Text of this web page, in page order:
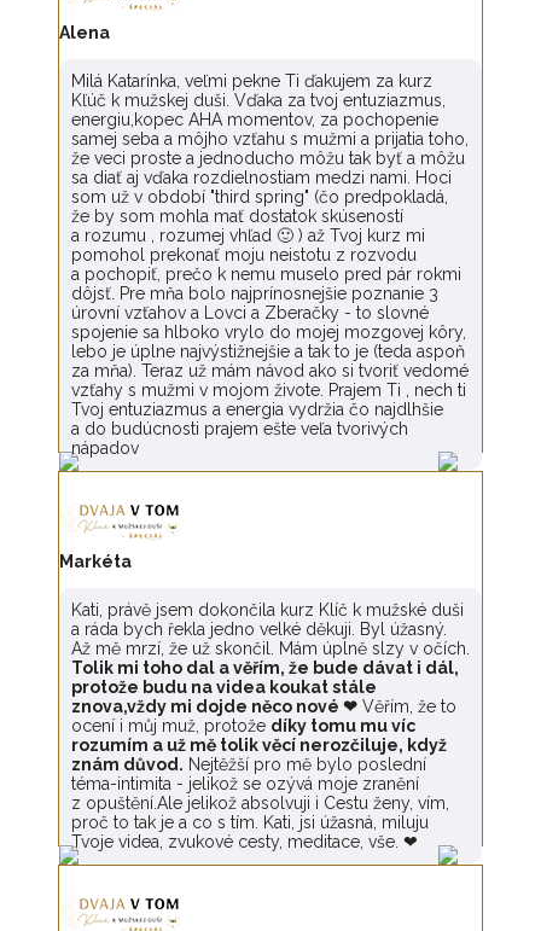
Alena
Milá Katarínka, veľmi pekne Ti ďakujem za kurz
Kľúč k mužskej duši. Vďaka za tvoj entuziazmus,
energiu,kopec AHA momentov, za pochopenie
samej seba a môjho vzťahu s mužmi a prijatia toho,
že veci proste a jednoducho môžu tak byť a môžu
sa diať aj vďaka rozdielnostiam medzi nami. Hoci
som už v období "third spring" (čo predpokladá,
že by som mohla mať dostatok skúseností
a rozumu , rozumej vhľad 🙂 ) až Tvoj kurz mi
pomohol prekonať moju neistotu z rozvodu
a pochopiť, prečo k nemu muselo pred pár rokmi
dôjsť. Pre mňa bolo najprínosnejšie poznanie 3
úrovní vzťahov a Lovci a Zberačky - to slovné
spojenie sa hlboko vrylo do mojej mozgovej kôry,
lebo je úplne najvýstižnejšie a tak to je (teda aspoň
za mňa). Teraz už mám návod ako si tvoriť vedomé
vzťahy s mužmi v mojom živote. Prajem Ti , nech ti
Tvoj entuziazmus a energia vydržia čo najdlhšie
a do budúcnosti prajem ešte veľa tvorivých
nápadov
Markéta
Kati, právě jsem dokončila kurz Klíč k mužské duši
a ráda bych řekla jedno velké děkuji. Byl úžasný.
Až mě mrzí, že už skončil. Mám úplně slzy v očích.
Tolik mi toho dal a věřím, že bude dávat i dál,
protože budu na videa koukat stále
znova,vždy mi dojde něco nové ❤ Věřím, že to
ocení i můj muž, protože díky tomu mu víc
rozumím a už mě tolik věcí nerozčiluje, když
znám důvod. Nejtěžší pro mě bylo poslední
téma-intimita - jelikož se ozývá moje zranění
z opuštění.Ale jelikož absolvuji i Cestu ženy, vím,
proč to tak je a co s tím. Kati, jsi úžasná, miluju
Tvoje videa, zvukové cesty, meditace, vše. ❤